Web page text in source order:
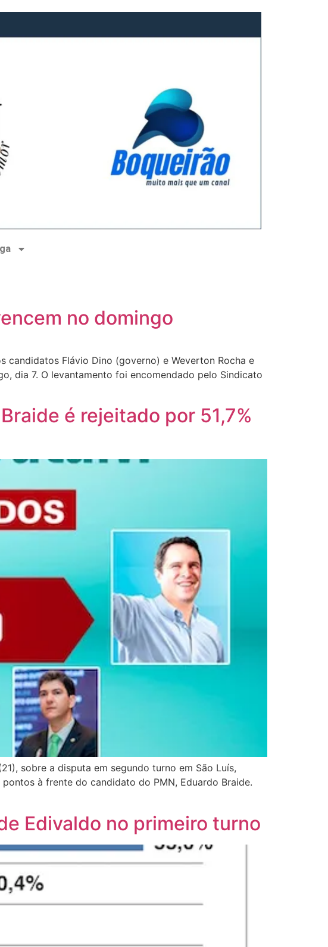
no domingo
candidatos Flávio Dino (governo) e Weverton Rocha e
dia 7. O levantamento foi encomendado pelo Sindicato
é rejeitado por 51,7%
sobre a disputa em segundo turno em São Luís,
à frente do candidato do PMN, Eduardo Braide.
Edivaldo no primeiro turno